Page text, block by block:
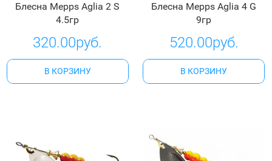
Блесна Mepps Aglia 2 S
4.5гр
320.00руб.
В КОРЗИНУ
Блесна Mepps Aglia 4 G
9гр
520.00руб.
В КОРЗИНУ